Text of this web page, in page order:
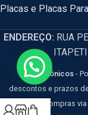
Placas e Placas
ENDEREÇO: RUA
HM Eletrônicos -
descontos e prazos
apenas para compras